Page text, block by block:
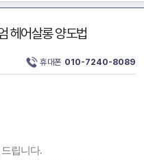
헤어살롱 양도법
휴대폰 010-7240-8089
립니다.